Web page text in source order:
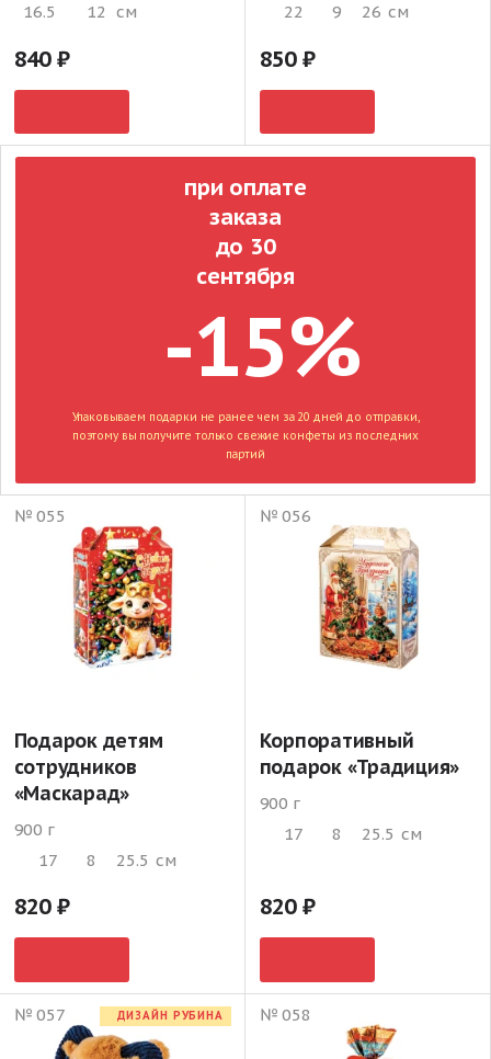
16.5
12 см
840
22
9 26 см
850
№ 055
Подарок детям
сотрудников
«Маскарад»
900 г
17
8 25.5 см
820
№ 056
Корпоративный
подарок «Традиция»
900 г
17
8 25.5 см
820
№ 057 ДИЗАЙН РУБИНА № 058
-15%
при оплате
заказа
до 30
сентября
Упаковываем подарки не ранее чем за 20 дней до отправки,
поэтому вы получите только свежие конфеты из последних
партий